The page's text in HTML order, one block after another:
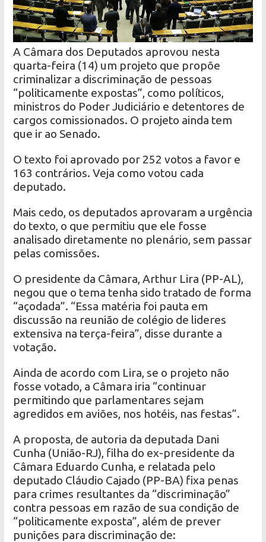
A Câmara dos Deputados aprovou nesta
quarta-feira (14) um projeto que propõe
criminalizar a discriminação de pessoas
“politicamente expostas”, como políticos,
ministros do Poder Judiciário e detentores de
cargos comissionados. O projeto ainda tem
que ir ao Senado.
O texto foi aprovado por 252 votos a favor e
163 contrários. Veja como votou cada
deputado.
Mais cedo, os deputados aprovaram a urgência
do texto, o que permitiu que ele fosse
analisado diretamente no plenário, sem passar
pelas comissões.
O presidente da Câmara, Arthur Lira (PP-AL),
negou que o tema tenha sido tratado de forma
“açodada”. “Essa matéria foi pauta em
discussão na reunião de colégio de lideres
extensiva na terça-feira”, disse durante a
votação.
Ainda de acordo com Lira, se o projeto não
fosse votado, a Câmara iria “continuar
permitindo que parlamentares sejam
agredidos em aviões, nos hotéis, nas festas”.
A proposta, de autoria da deputada Dani
Cunha (União-RJ), filha do ex-presidente da
Câmara Eduardo Cunha, e relatada pelo
deputado Cláudio Cajado (PP-BA) fixa penas
para crimes resultantes da “discriminação”
contra pessoas em razão de sua condição de
“politicamente exposta”, além de prever
punições para discriminação de: